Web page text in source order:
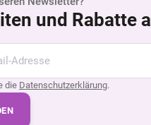
und Rabatte
die Datenschutzerklärung.